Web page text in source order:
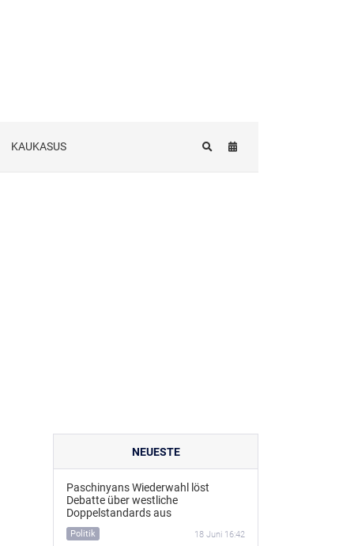
KAUKASUS
NEUESTE
Paschinyans Wiederwahl löst
Debatte über westliche
Doppelstandards aus
Politik 18 Juni 16:42